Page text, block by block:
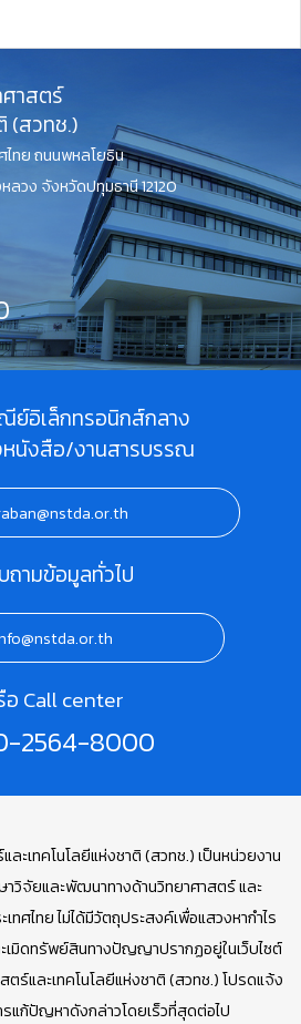
าสตร์
(สวทช.)
ไทย ถนนพหลโยธิน
วง จังหวัดปทุมธานี 12120
ย์อิเล็กทรอนิกส์กลาง
นังสือ/งานสารบรรณ
ถามข้อมูลทั่วไป
อ Call center
2564-8000
ะเทคโนโลยีแห่งชาติ (สวทช.) เป็นหน่วยงาน
วิจัยและพัฒนาทางด้านวิทยาศาสตร์ และ
ทศไทย ไม่ได้มีวัตถุประสงค์เพื่อแสวงหากำไร
เมิดทรัพย์สินทางปัญญาปรากฏอยู่ในเว็บไซต์
ร์และเทคโนโลยีแห่งชาติ (สวทช.) โปรดแจ้ง
รแก้ปัญหาดังกล่าวโดยเร็วที่สุดต่อไป